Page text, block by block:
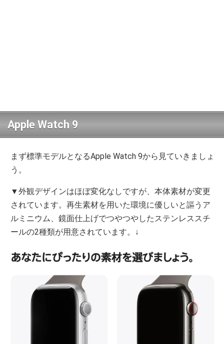
Apple Watch 9
まず標準モデルとなるApple Watch 9から見ていきましょ
う。
▼外観デザインはほぼ変化なしですが、本体素材が変更
されています。再生素材を用いた環境に優しいと謳うア
ルミニウム、鏡面仕上げでつやつやしたステンレススチ
ールの2種類が用意されています。↓